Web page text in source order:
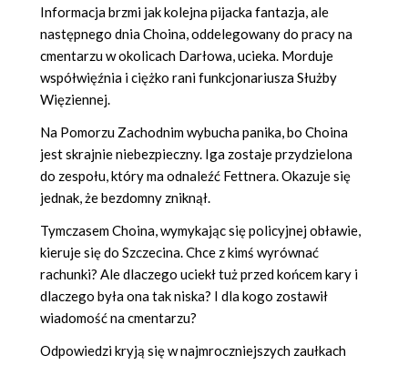
Informacja brzmi jak kolejna pijacka fantazja, ale
następnego dnia Choina, oddelegowany do pracy na
cmentarzu w okolicach Darłowa, ucieka. Morduje
współwięźnia i ciężko rani funkcjonariusza Służby
Więziennej.
Na Pomorzu Zachodnim wybucha panika, bo Choina
jest skrajnie niebezpieczny. Iga zostaje przydzielona
do zespołu, który ma odnaleźć Fettnera. Okazuje się
jednak, że bezdomny zniknął.
Tymczasem Choina, wymykając się policyjnej obławie,
kieruje się do Szczecina. Chce z kimś wyrównać
rachunki? Ale dlaczego uciekł tuż przed końcem kary i
dlaczego była ona tak niska? I dla kogo zostawił
wiadomość na cmentarzu?
Odpowiedzi kryją się w najmroczniejszych zaułkach